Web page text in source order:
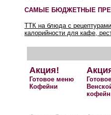
САМЫЕ БЮДЖЕТНЫЕ
ТТК на блюда с
калорийности для кафе,
Акция!
Готовое меню
Кофейни